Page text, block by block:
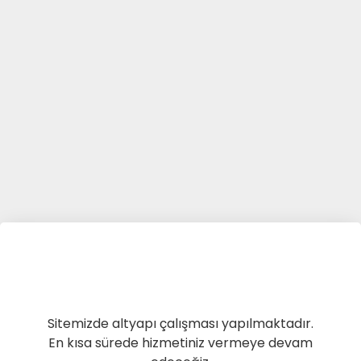
Sitemizde altyapı çalışması yapılmaktadır.
En kısa sürede hizmetiniz vermeye devam